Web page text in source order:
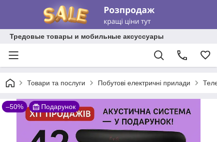
Тредовые товары и мобильные аксуссуары
Товари та послуги Побутові електричні прилади
–50% Подарунок